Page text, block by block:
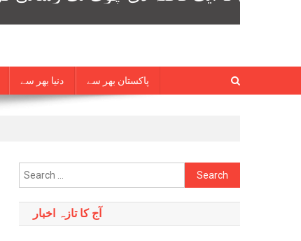
دنیا بھر سے پاکستان بھر سے
Search
for:
آج کا تازہ اخبار